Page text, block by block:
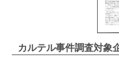
カルテル事件調査対象